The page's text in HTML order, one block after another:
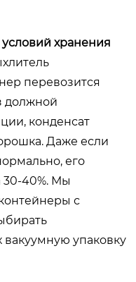
хранения
перевозится
должной
конденсат
Даже если
его
30-40%. Мы
с
упаковку